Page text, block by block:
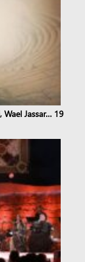
Wael Jassar… 19